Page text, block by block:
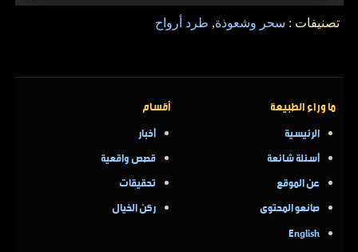
تصنيفات : سحر وشعوذة, طرد أرواح
ما وراء الطبيعة
الرئيسية
أسئلة شائعة
عن الموقع
صانعو المحتوى
English
أقسام
أخبار
قصص واقعية
تحقيقات
ركن الخيال